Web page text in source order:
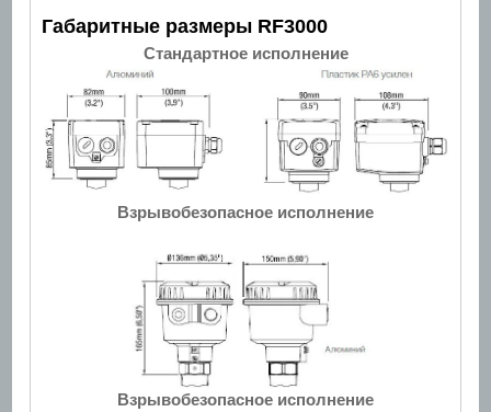
Габаритные размеры RF3000
Стандартное исполнение
Взрывобезопасное исполнение
Взрывобезопасное исполнение